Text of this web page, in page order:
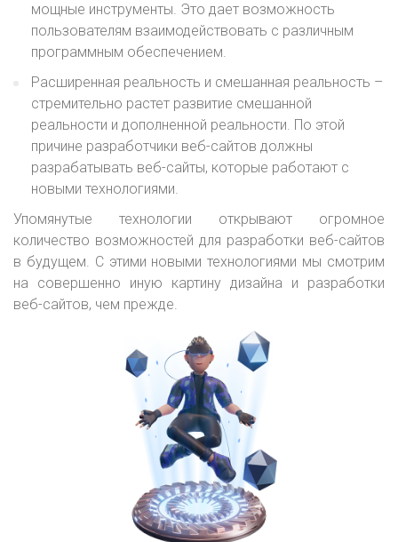
мощные инструменты. Это дает возможность
пользователям взаимодействовать с различным
программным обеспечением.
Расширенная реальность и смешанная реальность –
стремительно растет развитие смешанной
реальности и дополненной реальности. По этой
причине разработчики веб-сайтов должны
разрабатывать веб-сайты, которые работают с
новыми технологиями.
Упомянутые технологии открывают огромное
количество возможностей для разработки веб-сайтов
в будущем. С этими новыми технологиями мы смотрим
на совершенно иную картину дизайна и разработки
веб-сайтов, чем прежде.